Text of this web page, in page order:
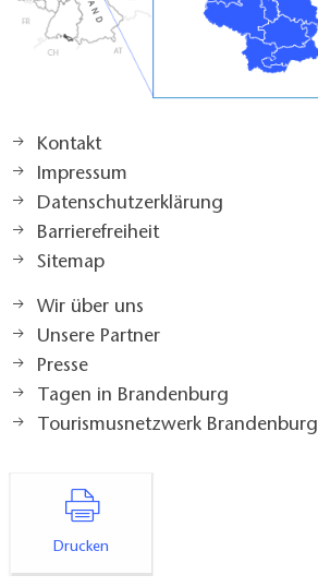
Kontakt
Impressum
Datenschutzerklärung
Barrierefreiheit
Sitemap
Wir über uns
Unsere Partner
Presse
Tagen in Brandenburg
Tourismusnetzwerk Brandenburg
Drucken